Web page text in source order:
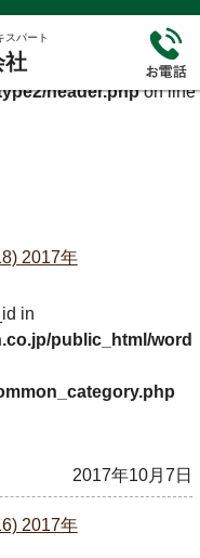
in
public_html/wordp
header.phpon line
スパート
社
2017年
in
public_html/word
2017年10月7日
2017年